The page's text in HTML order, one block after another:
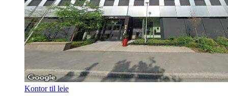
Kontor til leie